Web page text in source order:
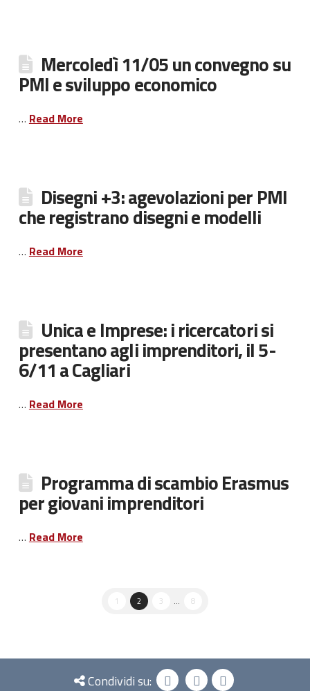
Mercoledì 11/05 un convegno su
PMI e sviluppo economico
… Read More
Disegni +3: agevolazioni per PMI
che registrano disegni e modelli
… Read More
Unica e Imprese: i ricercatori si
presentano agli imprenditori, il 5-
6/11 a Cagliari
… Read More
Programma di scambio Erasmus
per giovani imprenditori
… Read More
1 2 3 ... 8
Condividi su: